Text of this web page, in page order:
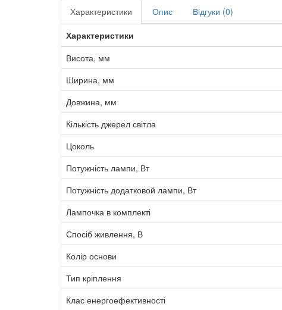
Характеристики
Опис
Відгуки (0)
Характеристики
Висота, мм
Ширина, мм
Довжина, мм
Кількість джерел світла
Цоколь
Потужність лампи, Вт
Потужність додатковой лампи, Вт
Лампочка в комплекті
Спосіб живлення, В
Колір основи
Тип кріплення
Клас енергоефективності